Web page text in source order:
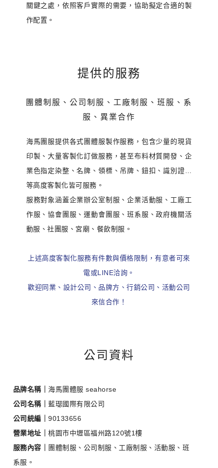
關鍵之處，依照客戶實際的需要，協助擬定合適的製
作配置。
提供的服務
團體制服、公司制服、工廠制服、班服、系
服、異業合作
海馬團服提供各式團體服製作服務，包含少量的現貨
印製、大量客製化訂做服務，甚至布料材質開發、企
業色指定染整、名牌、領標、吊牌、鈕扣、識別證…
等高度客製化皆可服務。
服務對象涵蓋企業辦公室制服、企業活動服、工廠工
作服、協會團服、運動會團服、班系服、政府機關活
動服、社團服、宮廟、餐飲制服。
上述高度客製化服務有件數與價格限制，有意者可來
電或LINE洽詢。
歡迎同業、設計公司、品牌方、行銷公司、活動公司
來信合作！
公司資料
品牌名稱｜海馬團體服 seahorse
公司名稱｜藍璱國際有限公司
公司統編｜90133656
營業地址｜桃園市中壢區福州路120號1樓
服務內容｜ 團體制服、公司制服、工廠制服、活動服、班
系服。